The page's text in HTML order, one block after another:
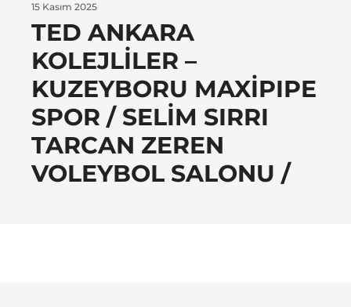
15 Kasım 2025
TED ANKARA
KOLEJLILER –
KUZEYBORU MAXIPIPE
SPOR / SELIM SIRRI
TARCAN ZEREN
VOLEYBOL SALONU /